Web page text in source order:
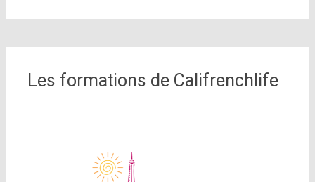
Les formations de Califrenchlife